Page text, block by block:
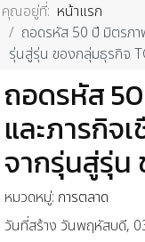
คุณอยู่ที่: หน้าแรก
ถอดรหัส 50 ปี มิตรภ
รุ่นสู่รุ่น ของกลุ่มธุรกิจ
ถอดรหัส
และภารกิจ
จากรุ่นสู่รุ่น
หมวดหมู่: การตลาด
วันที่สร้าง วันพฤหัสบดี,